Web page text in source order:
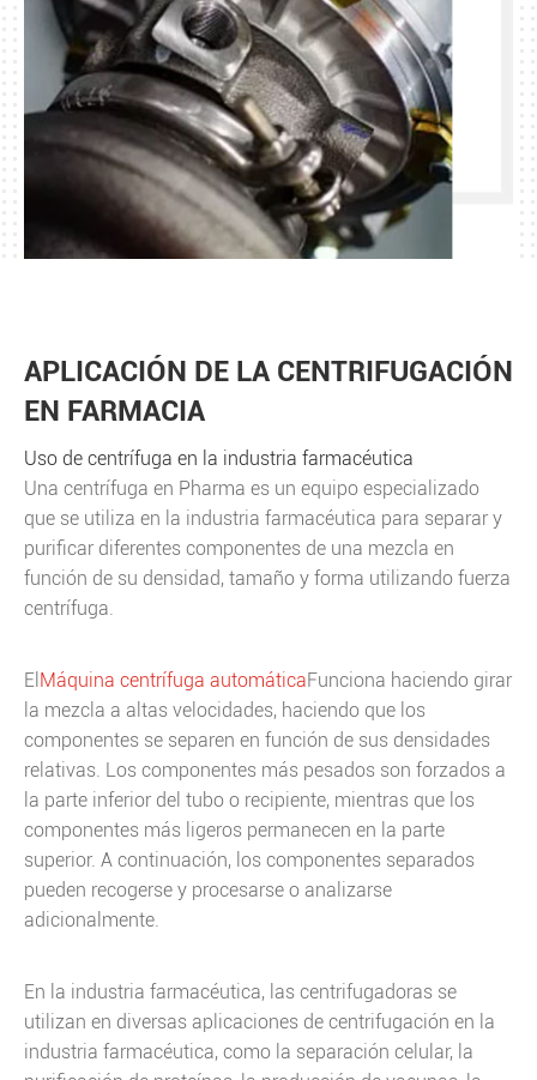
APLICACIÓN DE LA CENTRIFUGACIÓN
EN FARMACIA
Uso de centrífuga en la industria farmacéutica
Una centrífuga en Pharma es un equipo especializado
que se utiliza en la industria farmacéutica para separar y
purificar diferentes componentes de una mezcla en
función de su densidad, tamaño y forma utilizando fuerza
centrífuga.
El Máquina centrífuga automáticaFunciona haciendo girar
la mezcla a altas velocidades, haciendo que los
componentes se separen en función de sus densidades
relativas. Los componentes más pesados son forzados a
la parte inferior del tubo o recipiente, mientras que los
componentes más ligeros permanecen en la parte
superior. A continuación, los componentes separados
pueden recogerse y procesarse o analizarse
adicionalmente.
En la industria farmacéutica, las centrifugadoras se
utilizan en diversas aplicaciones de centrifugación en la
industria farmacéutica, como la separación celular, la